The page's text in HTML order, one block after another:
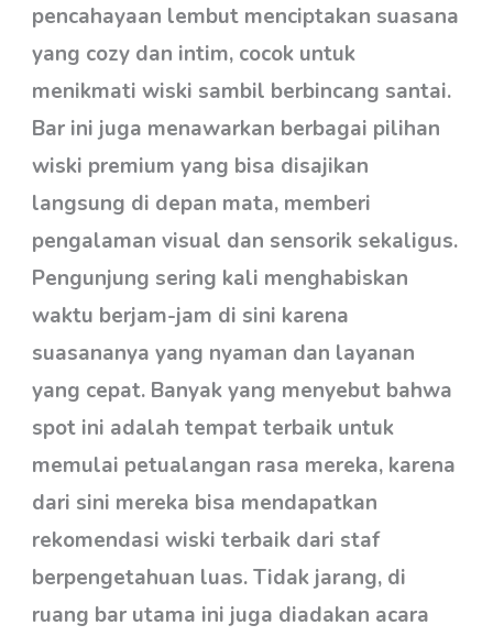
pencahayaan lembut menciptakan suasana
yang cozy dan intim, cocok untuk
menikmati wiski sambil berbincang santai.
Bar ini juga menawarkan berbagai pilihan
wiski premium yang bisa disajikan
langsung di depan mata, memberi
pengalaman visual dan sensorik sekaligus.
Pengunjung sering kali menghabiskan
waktu berjam-jam di sini karena
suasananya yang nyaman dan layanan
yang cepat. Banyak yang menyebut bahwa
spot ini adalah tempat terbaik untuk
memulai petualangan rasa mereka, karena
dari sini mereka bisa mendapatkan
rekomendasi wiski terbaik dari staf
berpengetahuan luas. Tidak jarang, di
ruang bar utama ini juga diadakan acara